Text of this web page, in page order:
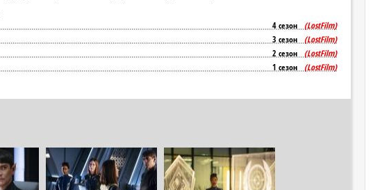
4 сезон (LostFilm)
3 сезон (LostFilm)
2 сезон (LostFilm)
1 сезон (LostFilm)